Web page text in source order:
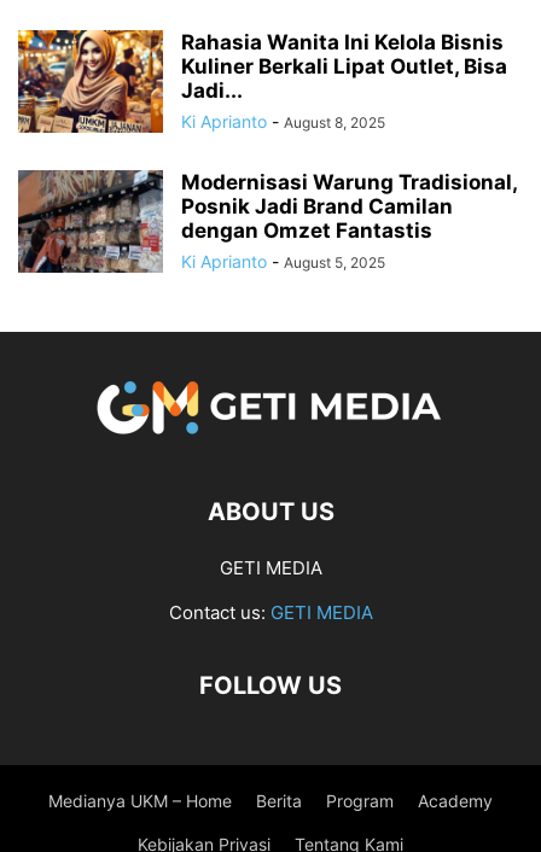
Rahasia Wanita Ini Kelola Bisnis
Kuliner Berkali Lipat Outlet, Bisa
Jadi...
Ki Aprianto - August 8, 2025
Modernisasi Warung Tradisional,
Posnik Jadi Brand Camilan
dengan Omzet Fantastis
Ki Aprianto - August 5, 2025
ABOUT US
GETI MEDIA
Contact us: GETI MEDIA
FOLLOW US
Medianya UKM – Home Berita Program Academy
Kebijakan Privasi Tentang Kami